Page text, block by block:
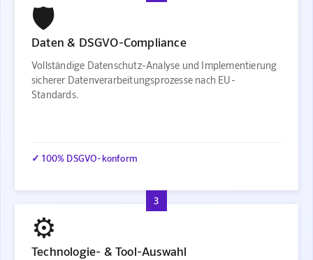
🛡️
Daten & DSGVO-Compliance
Vollständige Datenschutz-Analyse und Implementierung
sicherer Datenverarbeitungsprozesse nach EU-
Standards.
✓ 100% DSGVO-konform
3
⚙️
Technologie- & Tool-Auswahl